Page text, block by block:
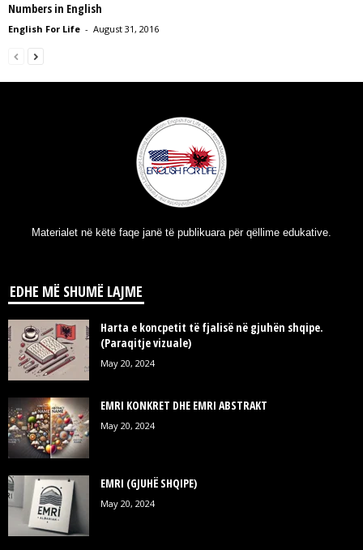
Numbers in English
English For Life - August 31, 2016
Materialet në këtë faqe janë të publikuara për qëllime edukative.
EDHE MË SHUMË LAJME
Harta e koncpetit të fjalisë në gjuhën shqipe.
(Paraqitje vizuale)
May 20, 2024
EMRI KONKRET DHE EMRI ABSTRAKT
May 20, 2024
EMRI (GJUHË SHQIPE)
May 20, 2024